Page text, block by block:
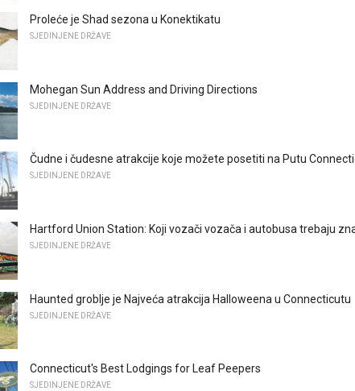
Proleće je Shad sezona u Konektikatu
SJEDINJENE DRŽAVE
Mohegan Sun Address and Driving Directions
SJEDINJENE DRŽAVE
Čudne i čudesne atrakcije koje možete posetiti na Putu
SJEDINJENE DRŽAVE
Hartford Union Station: Koji vozači vozača i autobusa trebaju
SJEDINJENE DRŽAVE
Haunted groblje je Najveća atrakcija Halloweena u Connecticutu
SJEDINJENE DRŽAVE
Connecticut's Best Lodgings for Leaf Peepers
SJEDINJENE DRŽAVE